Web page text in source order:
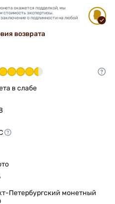
окажется подделкой, мы
стоимость экспертизы.
о подлинности на любой
возврата
в слабе
Петербургский монетный